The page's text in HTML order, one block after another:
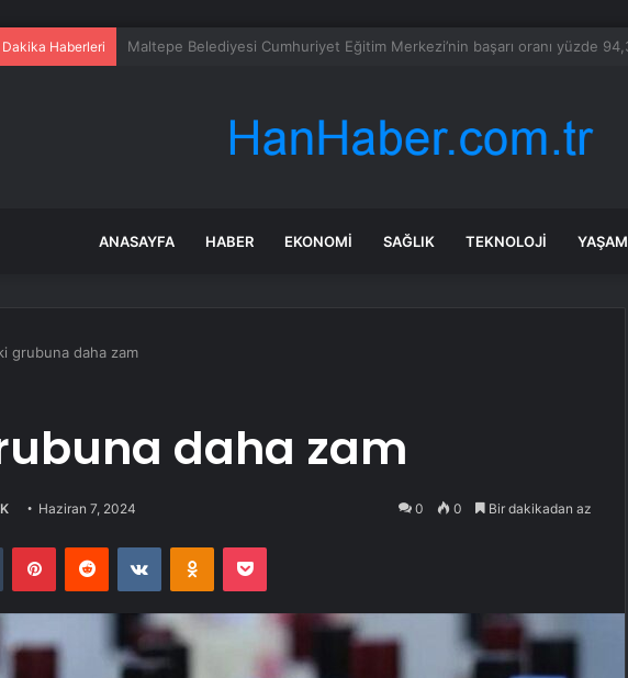
Dakika Haberleri Fransa’daki yangınlarda 4 itfaiye eri hayatını kaybetti
ANASAYFA HABER EKONOMI SAĞLIK TEKNOLOJI YAŞAM
grubuna daha zam
daha zam
Haziran 7, 2024 0 0 Bir dakikadan az
Tumblr PinterestReddit VKontakteOdnoklassniki
Pocket